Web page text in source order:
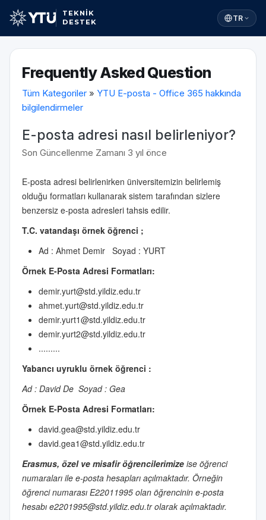
TEKNİK
DESTEK
TR
Frequently Asked Question
Tüm Kategoriler » YTU E-posta - Office 365 hakkında
bilgilendirmeler
E-posta adresi nasıl belirleniyor?
Son Güncellenme Zamanı 3 yıl önce
E-posta adresi belirlenirken üniversitemizin belirlemiş
olduğu formatları kullanarak sistem tarafından sizlere
benzersiz e-posta adresleri tahsis edilir.
T.C. vatandaşı örnek öğrenci ;
Ad : Ahmet Demir Soyad : YURT
Örnek E-Posta Adresi Formatları:
demir.yurt@std.yildiz.edu.tr
ahmet.yurt@std.yildiz.edu.tr
demir.yurt1@std.yildiz.edu.tr
demir.yurt2@std.yildiz.edu.tr
.........
Yabancı uyruklu örnek öğrenci :
Ad : David De Soyad : Gea
Örnek E-Posta Adresi Formatları:
david.gea@std.yildiz.edu.tr
david.gea1@std.yildiz.edu.tr
Erasmus, özel ve misafir öğrencilerimize ise öğrenci
numaraları ile e-posta hesapları açılmaktadır. Örneğin
öğrenci numarası E22011995 olan öğrencinin e-posta
hesabı e2201995@std.yildiz.edu.tr olarak açılmaktadır.